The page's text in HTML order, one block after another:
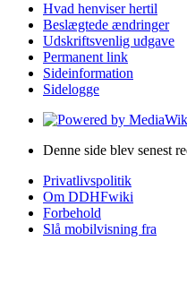
Hvad henviser hertil
Beslægtede ændringer
Udskriftsvenlig udgave
Permanent link
Sideinformation
Sidelogge
Denne side blev senest
Privatlivspolitik
Om DDHFwiki
Forbehold
Slå mobilvisning fra